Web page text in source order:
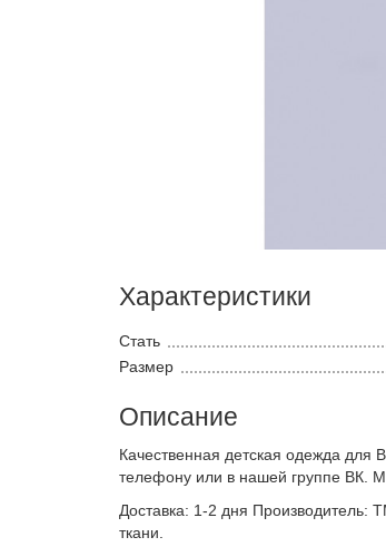
Характеристики
Стать
Размер
Описание
Качественная детская одежда
телефону или в нашей группе ВК.
Доставка: 1-2 дня Производитель:
ткани.